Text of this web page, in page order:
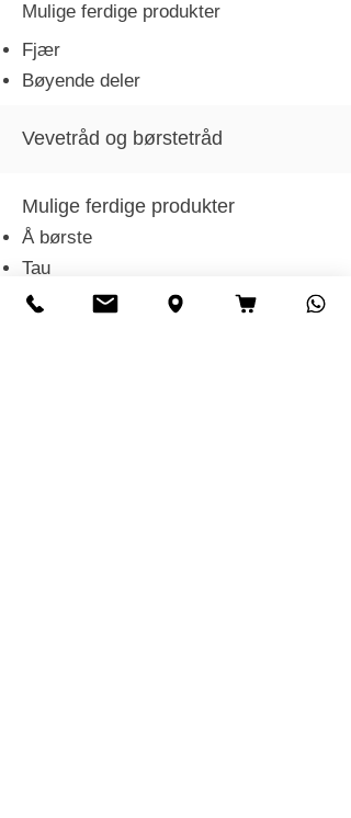
Mulige ferdige produkter
Fjær
Bøyende deler
Vevetråd og børstetråd
Mulige ferdige produkter
Å børste
Tau
Vev